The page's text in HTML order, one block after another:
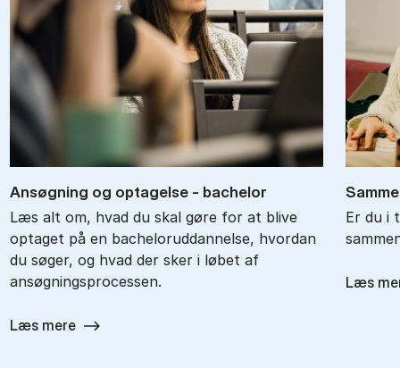
An­søg­ning og op­ta­gel­se - ba­chel­or
Læs alt om, hvad du skal gøre for at blive
optaget på en bacheloruddannelse, hvordan
du søger, og hvad der sker i løbet af
ansøgningsprocessen.
Læs mere
Er du i
Læs